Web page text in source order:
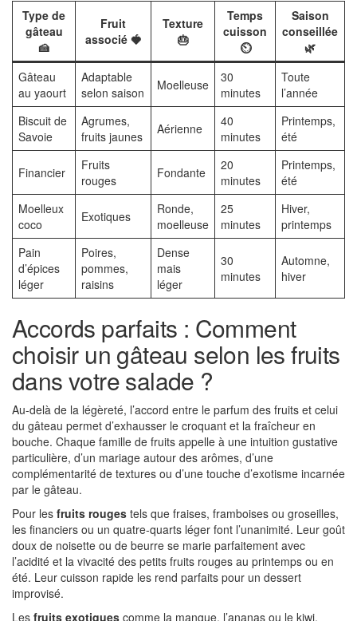
Type de
gâteau
🍰
Fruit
associé 🍓
Texture
🎂
Temps
cuisson
⏲️
Saison
conseillée
🌿
Gâteau
au yaourt
Adaptable
selon saison
Moelleuse
30
minutes
Toute
l’année
Biscuit de
Savoie
Agrumes,
fruits jaunes
Aérienne
40
minutes
Printemps,
été
Financier
Fruits
rouges
Fondante
20
minutes
Printemps,
été
Moelleux
coco
Exotiques
Ronde,
moelleuse
25
minutes
Hiver,
printemps
Pain
d’épices
léger
Poires,
pommes,
raisins
Dense
mais
léger
30
minutes
Automne,
hiver
Accords parfaits : Comment
choisir un gâteau selon les fruits
dans votre salade ?
Au-delà de la légèreté, l’accord entre le parfum des fruits et celui
du gâteau permet d’exhausser le croquant et la fraîcheur en
bouche. Chaque famille de fruits appelle à une intuition gustative
particulière, d’un mariage autour des arômes, d’une
complémentarité de textures ou d’une touche d’exotisme incarnée
par le gâteau.
Pour les fruits rouges tels que fraises, framboises ou groseilles,
les financiers ou un quatre-quarts léger font l’unanimité. Leur goût
doux de noisette ou de beurre se marie parfaitement avec
l’acidité et la vivacité des petits fruits rouges au printemps ou en
été. Leur cuisson rapide les rend parfaits pour un dessert
improvisé.
Les fruits exotiques comme la mangue, l’ananas ou le kiwi,